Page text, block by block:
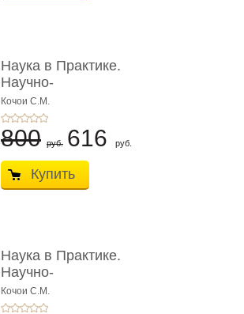
Наука в Практике.
Научно-
консультационные (пра
...
Кочои С.М.
800 руб. 616 руб.
Купить
Наука в Практике.
Научно-
консультационные (пра
...
Кочои С.М.